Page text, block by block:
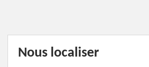
Nous localiser